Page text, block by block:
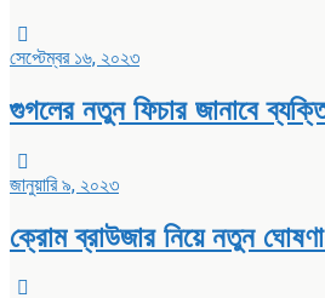
সেপ্টেম্বর ১৬, ২০২৩
গুগলের নতুন ফিচার জানাবে
জানুয়ারি ৯, ২০২৩
ক্রোম ব্রাউজার নিয়ে নতুন